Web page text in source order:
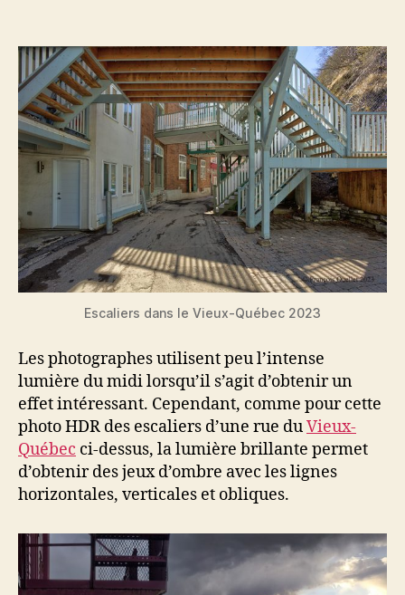
en
photographie
Escaliers dans le Vieux-Québec 2023
Les photographes utilisent peu l’intense
lumière du midi lorsqu’il s’agit d’obtenir un
effet intéressant. Cependant, comme pour cette
photo HDR des escaliers d’une rue duVieux-
Québec ci-dessus, la lumière brillante permet
d’obtenir des jeux d’ombre avec les lignes
horizontales, verticales et obliques.